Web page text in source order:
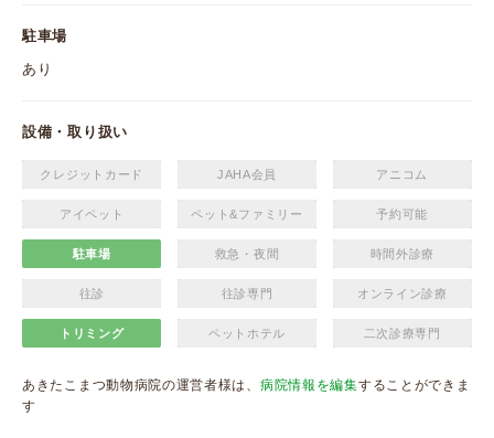
駐車場
あり
設備・取り扱い
クレジットカード JAHA会員 アニコム
アイペット ペット&ファミリー 予約可能
駐車場 救急・夜間 時間外診療
往診 往診専門 オンライン診療
トリミング ペットホテル 二次診療専門
あきたこまつ動物病院の運営者様は、 病院情報を編集することができま
す